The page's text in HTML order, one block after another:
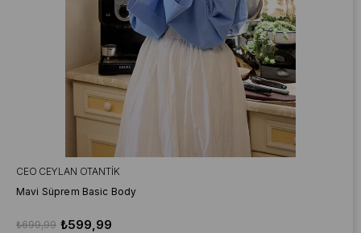
CEO CEYLAN OTANTIK
Mavi Süprem Basic Body
₺599,99
₺699,99